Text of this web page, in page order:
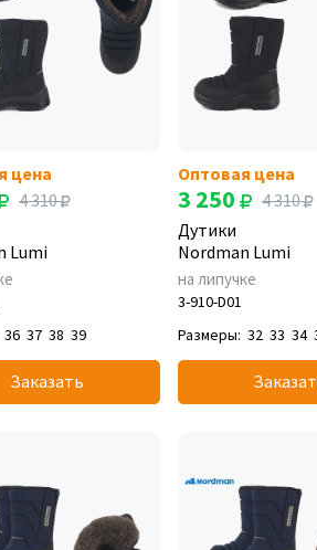
цена
4 310
Lumi
36 37 38 39
Заказать
Оптовая цена
3 250
4 310
Дутики
Nordman Lumi
на липучке
3-910-D01
Размеры: 32 33 34